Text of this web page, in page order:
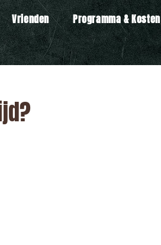
Vrienden Programma & Kosten